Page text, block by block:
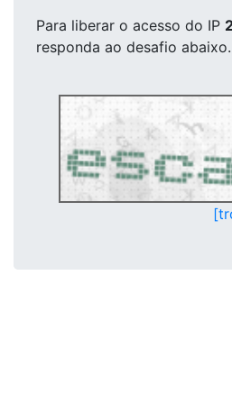
Para liberar o acesso do IP
responda ao desafio abaixo.